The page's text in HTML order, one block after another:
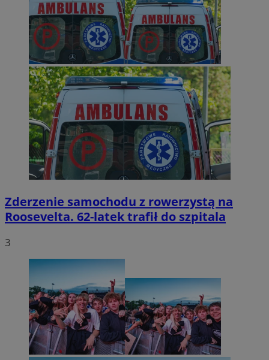
Zderzenie samochodu z rowerzystą na
Roosevelta. 62-latek trafił do szpitala
3